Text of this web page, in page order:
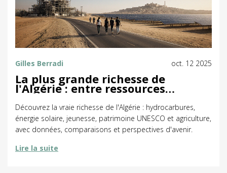
Gilles Berradi oct. 12 2025
La plus grande richesse de
l'Algérie : entre ressources
naturelles, capital humain et
patrimoine culturel
Découvrez la vraie richesse de l'Algérie : hydrocarbures,
énergie solaire, jeunesse, patrimoine UNESCO et agriculture,
avec données, comparaisons et perspectives d'avenir.
Lire la suite